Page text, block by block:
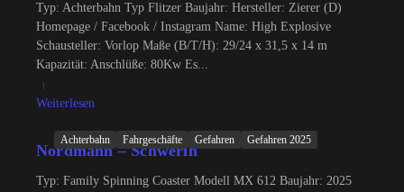
Typ: Achterbahn Typ Flitzer Baujahr: Hersteller: Zierer (D)
Homepage / Facebook / Instagram Name: High Explosive
Schausteller: Vorlop Maße (B/T/H): 29/24 x 31,5 x 14 m
Kapazität: Anschlüße: 80Kw Es...
Weiterlesen
Achterbahn Fahrgeschäfte Gefahren Gefahren 2025
Nordmann – Schwerin
Typ: Family Spinning Coaster Modell MX 612 Baujahr: 2025